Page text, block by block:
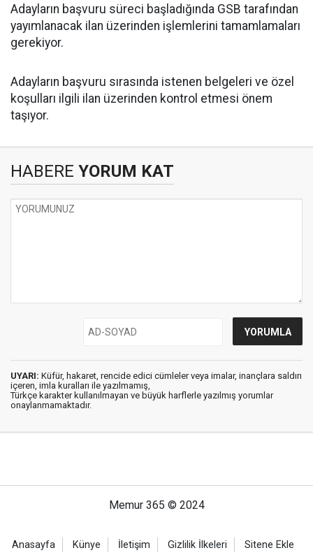
Adayların başvuru süreci başladığında GSB tarafından
yayımlanacak ilan üzerinden işlemlerini tamamlamaları
gerekiyor.
Adayların başvuru sırasında istenen belgeleri ve özel
koşulları ilgili ilan üzerinden kontrol etmesi önem
taşıyor.
HABERE YORUM KAT
UYARI: Küfür, hakaret, rencide edici cümleler veya imalar, inançlara saldırı
içeren, imla kuralları ile yazılmamış,
Türkçe karakter kullanılmayan ve büyük harflerle yazılmış yorumlar
onaylanmamaktadır.
Memur 365 © 2024
Anasayfa Künye İletişim Gizlilik İlkeleri Sitene Ekle